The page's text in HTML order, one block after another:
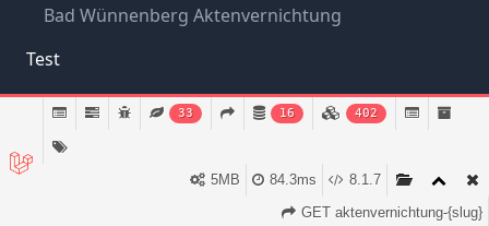
Bad Wünnenberg Aktenvernichtung
Test
Impressum
Datenschutz
33 16 402
8.1.7
84.3ms
5MB
GET aktenvernichtung-{slug}